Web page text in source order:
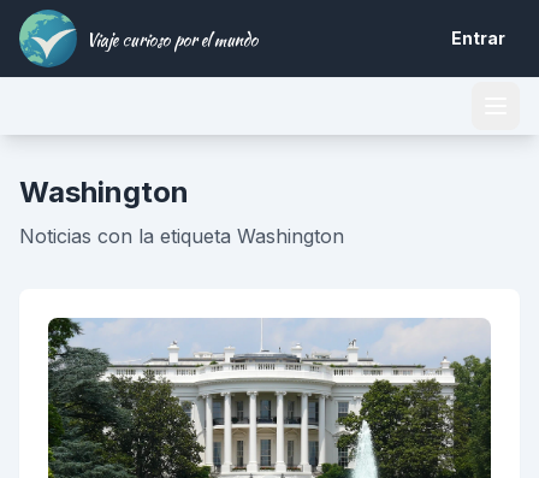
Viaje curioso por el mundo Entrar
Washington
Noticias con la etiqueta Washington